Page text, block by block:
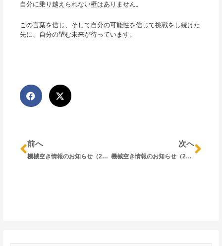
自分に乗り越えられない壁はありません。
この言葉を信じ、そして自分の可能性を信じて挑戦をし続けた
先に、自分の望む未来が待っています。
前へ
機械空き情報のお知らせ（2025/10/6現在）
次へ
機械空き情報のお知らせ（2025/10/14現在）